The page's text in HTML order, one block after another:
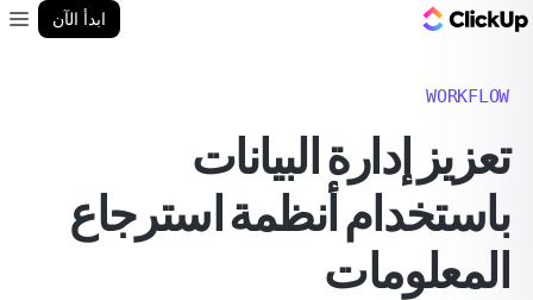
ابدأ الآن
WORKFLOW
تعزيز إدارة البيانات
باستخدام أنظمة استرجاع
المعلومات